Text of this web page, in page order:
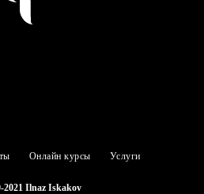
Онлайн курсы Услуги
2021 Ilnaz Iskakov